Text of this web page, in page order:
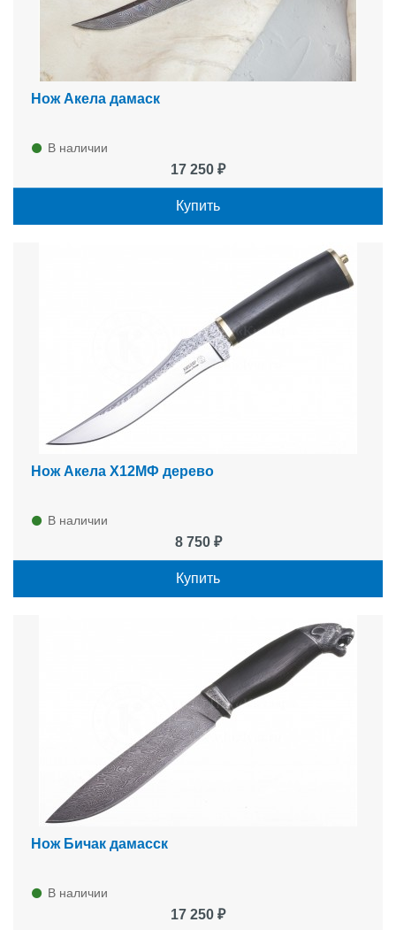
Нож Акела дамаск
В наличии
17 250 ₽
Купить
Нож Акела Х12МФ дерево
В наличии
8 750 ₽
Купить
Нож Бичак дамасск
В наличии
17 250 ₽